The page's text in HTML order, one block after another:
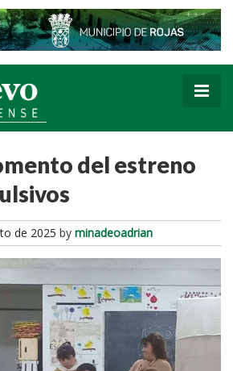
del estreno
de 2025 by minadeoadrian